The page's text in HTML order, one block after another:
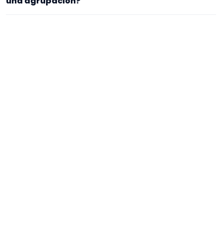
para abrir la búsqueda. Suele funcionar mejor